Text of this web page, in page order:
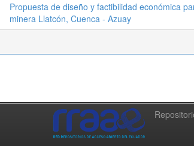
Propuesta de diseño y factibilidad económica
minera Llatcón, Cuenca - Azuay